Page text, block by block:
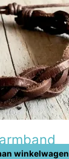
winkelwagen